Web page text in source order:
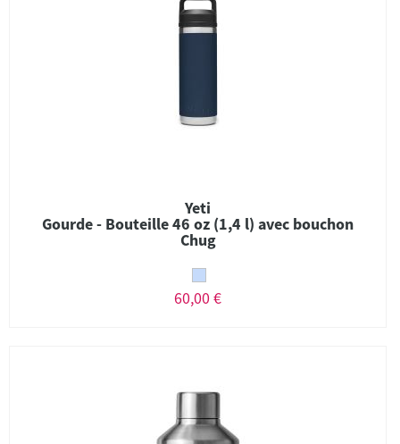
Yeti
Gourde - Bouteille 46 oz (1,4 l) avec bouchon
Chug
60,00 €